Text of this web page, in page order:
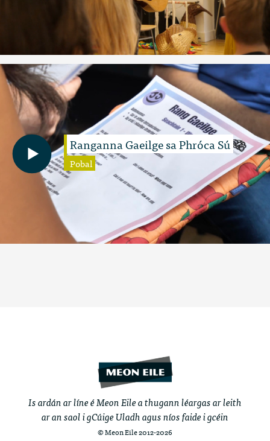
Ranganna Gaeilge sa Phróca Sú
Pobal
Is ardán ar líne é Meon Eile a thugann léargas ar leith
ar an saol i gCúige Uladh agus níos faide i gcéin
© Meon Eile 2012-2026